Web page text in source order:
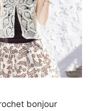
bonjour